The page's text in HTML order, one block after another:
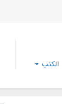
الكتب